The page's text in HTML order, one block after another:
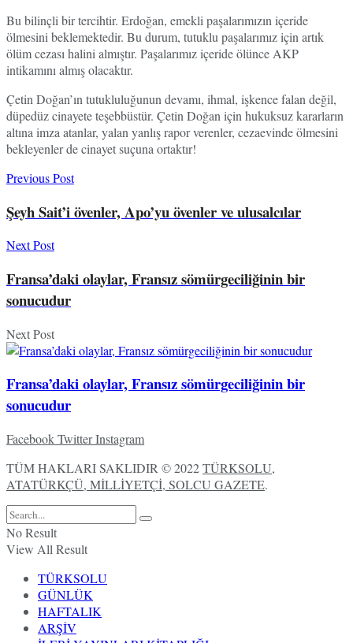
Bu bilinçli bir tercihtir. Erdoğan, emekli paşalarımızın içeride
ölmesini beklemektedir. Bu durum, tutuklu paşalarımız için artık
ölüm cezası halini almıştır. Paşalarımız içeride ölünce AKP
intikamını almış olacaktır.
Çetin Doğan’ın tutukluluğunun devamı, ihmal, işkence falan değil,
düpedüz cinayete teşebbüstür. Çetin Doğan için hukuksuz kararların
altına imza atanlar, yalan yanlış rapor verenler, cezaevinde ölmesini
bekleyenler de cinayet suçuna ortaktır!
Previous Post
Şeyh Sait’i övenler, Apo’yu övenler ve ulusalcılar
Next Post
Fransa’daki olaylar, Fransız sömürgeciliğinin bir
sonucudur
Next Post
Fransa’daki olaylar, Fransız sömürgeciliğinin bir
sonucudur
FacebookTwitterInstagram
TÜM HAKLARI SAKLIDIR © 2022TÜRKSOLU,
ATATÜRKÇÜ, MİLLİYETÇİ, SOLCU GAZETE.
No Result
View All Result
TÜRKSOLU
GÜNLÜK
HAFTALIK
ARŞİV